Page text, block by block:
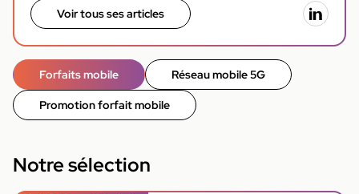
Voir tous ses articles
Forfaits mobile Réseau mobile 5G
Promotion forfait mobile
Notre sélection